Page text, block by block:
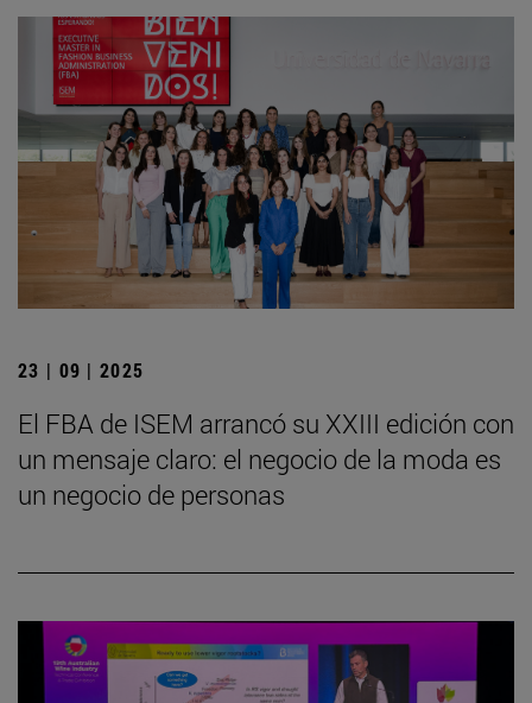
23 | 09 | 2025
El FBA de ISEM arrancó su XXIII edición con
un mensaje claro: el negocio de la moda es
un negocio de personas